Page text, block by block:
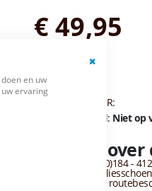
en uw
ervaring
€ 49,95
KLEUR:
ARTIKELNUMMER:
Beschikbaarheid: Niet op
Vragen
+31 (0)184 -
(Zie